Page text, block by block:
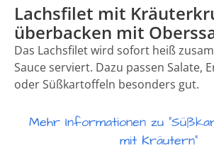
Lachsfilet mit
überbacken mit
Das Lachsfilet wird sofort heiß
Sauce serviert. Dazu passen Salate,
oder Süßkartoffeln besonders gut.
Mehr Informationen zu
mit Kräutern"